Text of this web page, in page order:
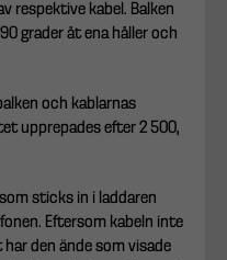
respektive kabel. Balken
grader åt ena håller och
och kablarnas
upprepades efter 2 500,
sticks in i laddaren
Eftersom kabeln inte
den ände som visade